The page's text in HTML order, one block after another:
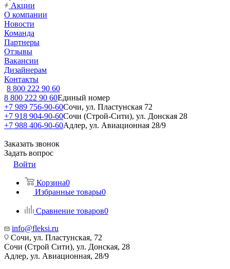
Акции
О компании
Новости
Команда
Партнеры
Отзывы
Вакансии
Дизайнерам
Контакты
8 800 222 90 60
8 800 222 90 60Единый номер
+7 989 756-90-60Сочи, ул. Пластунская 72
+7 918 904-90-60Сочи (Строй-Сити), ул. Донская 28
+7 988 406-90-60Адлер, ул. Авиационная 28/9
Заказать звонок
Задать вопрос
Войти
Корзина0
Избранные товары0
Сравнение товаров0
info@fleksi.ru
Сочи, ул. Пластунская, 72
Сочи (Строй Сити), ул. Донская, 28
Адлер, ул. Авиационная, 28/9